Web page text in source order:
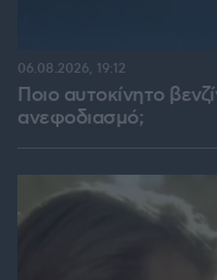
Ποιο αυτοκίνητο
ανεφοδιασμό;
06.08.2026, 19:12